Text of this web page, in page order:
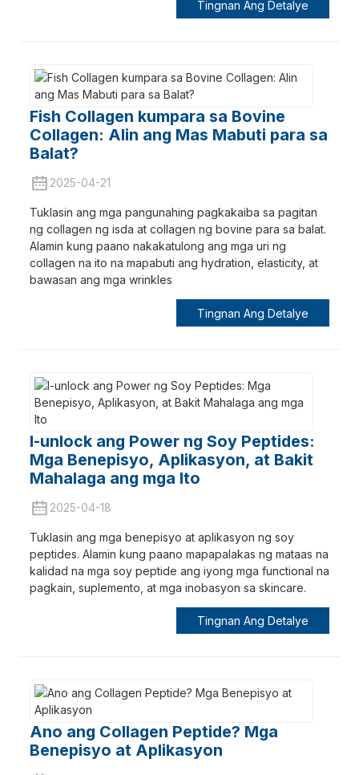
Tingnan Ang Detalye
Fish Collagen kumpara sa Bovine
Collagen: Alin ang Mas Mabuti para sa
Balat?
2025-04-21
Tuklasin ang mga pangunahing pagkakaiba sa pagitan
ng collagen ng isda at collagen ng bovine para sa balat.
Alamin kung paano nakakatulong ang mga uri ng
collagen na ito na mapabuti ang hydration, elasticity, at
bawasan ang mga wrinkles
Tingnan Ang Detalye
I-unlock ang Power ng Soy Peptides:
Mga Benepisyo, Aplikasyon, at Bakit
Mahalaga ang mga Ito
2025-04-18
Tuklasin ang mga benepisyo at aplikasyon ng soy
peptides. Alamin kung paano mapapalakas ng mataas na
kalidad na mga soy peptide ang iyong mga functional na
pagkain, suplemento, at mga inobasyon sa skincare.
Tingnan Ang Detalye
Ano ang Collagen Peptide? Mga
Benepisyo at Aplikasyon